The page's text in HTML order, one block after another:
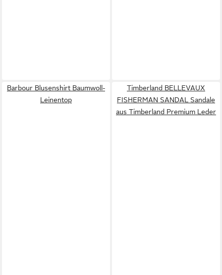
Barbour Blusenshirt Baumwoll-
Leinentop
Timberland BELLEVAUX
FISHERMAN SANDAL Sandale
aus Timberland Premium Leder